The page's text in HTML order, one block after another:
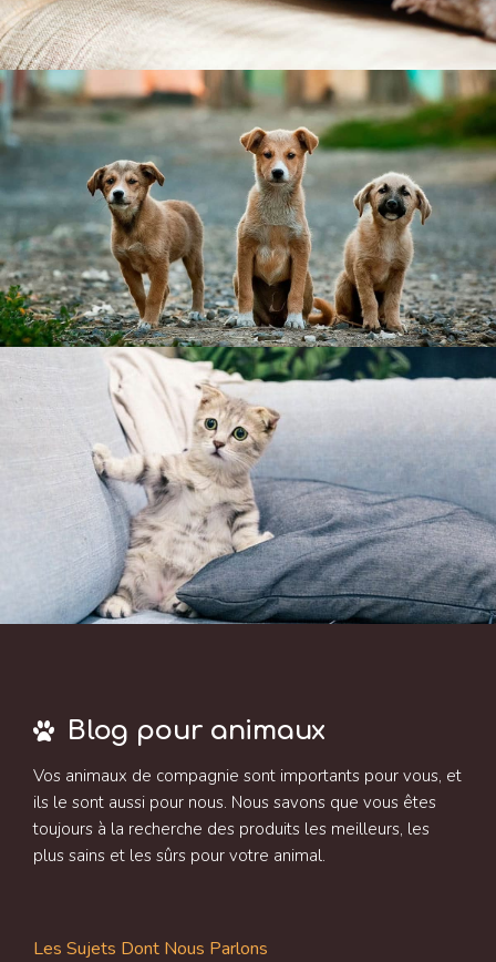
Blog pour animaux
Vos animaux de compagnie sont importants pour vous, et
ils le sont aussi pour nous. Nous savons que vous êtes
toujours à la recherche des produits les meilleurs, les
plus sains et les sûrs pour votre animal.
Les Sujets Dont Nous Parlons